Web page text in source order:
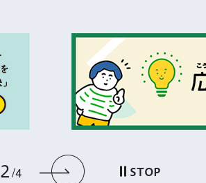
前のスライドを表示
3 4 次のスライド
STOP